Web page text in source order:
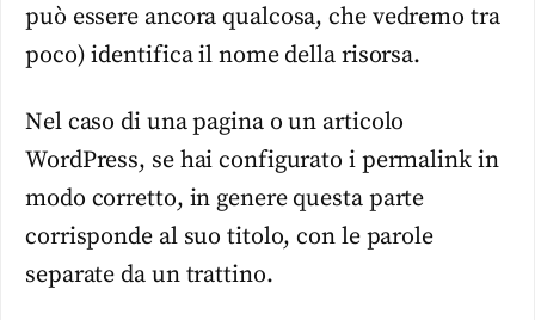
può essere ancora qualcosa, che vedremo tra
poco) identifica il nome della risorsa.
Nel caso di una pagina o un articolo
WordPress, se hai configurato i permalink in
modo corretto, in genere questa parte
corrisponde al suo titolo, con le parole
separate da un trattino.